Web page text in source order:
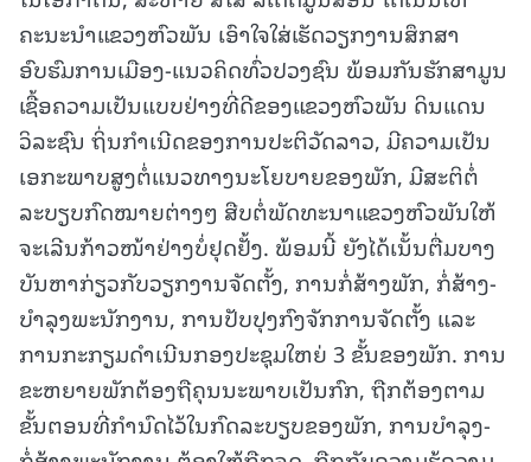
ຄະນະນຳແຂວງຫົວພັນ ເອົາໃຈໃສ່ເຮັດວຽກງານສຶກສາ
ອົບຮົມການເມືອງ-ແນວຄິດທົ່ວປວງຊົນ ພ້ອມກັນຮັກສາມູນ
ເຊື້ອຄວາມເປັນແບບຢ່າງທີ່ດີຂອງແຂວງຫົວພັນ ດິນແດນ
ວິລະຊົນ ຖິ່ນກຳເນີດຂອງການປະຕິວັດລາວ, ມີຄວາມເປັນ
ເອກະພາບສູງຕໍ່ແນວທາງນະໂຍບາຍຂອງພັກ, ມີສະຕິຕໍ່
ລະບຽບກົດໝາຍຕ່າງໆ ສືບຕໍ່ພັດທະນາແຂວງຫົວພັນໃຫ້
ຈະເລີນກ້າວໜ້າຢ່າງບໍ່ຢຸດຢັ້ງ. ພ້ອມນີ້ ຍັງໄດ້ເນັ້ນຕື່ມບາງ
ບັນຫາກ່ຽວກັບວຽກງານຈັດຕັ້ງ, ການກໍ່ສ້າງພັກ, ກໍ່ສ້າງ-
ບໍາລຸງພະນັກງານ, ການປັບປຸງກົງຈັກການຈັດຕັ້ງ ແລະ
ການກະກຽມດຳເນີນກອງປະຊຸມໃຫຍ່ 3 ຂັ້ນຂອງພັກ. ການ
ຂະຫຍາຍພັກຕ້ອງຖືຄຸນນະພາບເປັນກົກ, ຖືກຕ້ອງຕາມ
ຂັ້ນຕອນທີ່ກຳນົດໄວ້ໃນກົດລະບຽບຂອງພັກ, ການບຳລຸງ-